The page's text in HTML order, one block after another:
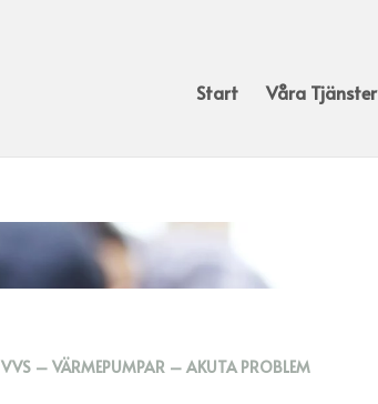
Start Våra Tjänster
VVS – VÄRMEPUMPAR – AKUTA PROBLEM